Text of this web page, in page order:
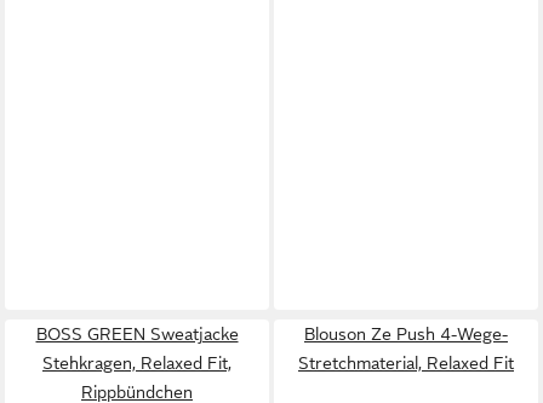
BOSS GREEN Sweatjacke
Stehkragen, Relaxed Fit,
Rippbündchen
Blouson Ze Push 4-Wege-
Stretchmaterial, Relaxed Fit